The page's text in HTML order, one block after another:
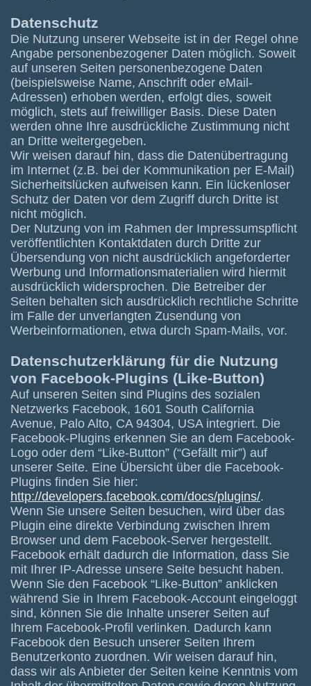
Datenschutz
Die Nutzung unserer Webseite ist in der Regel ohne
Angabe personenbezogener Daten möglich. Soweit
auf unseren Seiten personenbezogene Daten
(beispielsweise Name, Anschrift oder eMail-
Adressen) erhoben werden, erfolgt dies, soweit
möglich, stets auf freiwilliger Basis. Diese Daten
werden ohne Ihre ausdrückliche Zustimmung nicht
an Dritte weitergegeben.
Wir weisen darauf hin, dass die Datenübertragung
im Internet (z.B. bei der Kommunikation per E-Mail)
Sicherheitslücken aufweisen kann. Ein lückenloser
Schutz der Daten vor dem Zugriff durch Dritte ist
nicht möglich.
Der Nutzung von im Rahmen der Impressumspflicht
veröffentlichten Kontaktdaten durch Dritte zur
Übersendung von nicht ausdrücklich angeforderter
Werbung und Informationsmaterialien wird hiermit
ausdrücklich widersprochen. Die Betreiber der
Seiten behalten sich ausdrücklich rechtliche Schritte
im Falle der unverlangten Zusendung von
Werbeinformationen, etwa durch Spam-Mails, vor.
Datenschutzerklärung für die Nutzung
von Facebook-Plugins (Like-Button)
Auf unseren Seiten sind Plugins des sozialen
Netzwerks Facebook, 1601 South California
Avenue, Palo Alto, CA 94304, USA integriert. Die
Facebook-Plugins erkennen Sie an dem Facebook-
Logo oder dem “Like-Button” (“Gefällt mir”) auf
unserer Seite. Eine Übersicht über die Facebook-
Plugins finden Sie hier:
http://developers.facebook.com/docs/plugins/.
Wenn Sie unsere Seiten besuchen, wird über das
Plugin eine direkte Verbindung zwischen Ihrem
Browser und dem Facebook-Server hergestellt.
Facebook erhält dadurch die Information, dass Sie
mit Ihrer IP-Adresse unsere Seite besucht haben.
Wenn Sie den Facebook “Like-Button” anklicken
während Sie in Ihrem Facebook-Account eingeloggt
sind, können Sie die Inhalte unserer Seiten auf
Ihrem Facebook-Profil verlinken. Dadurch kann
Facebook den Besuch unserer Seiten Ihrem
Benutzerkonto zuordnen. Wir weisen darauf hin,
dass wir als Anbieter der Seiten keine Kenntnis vom